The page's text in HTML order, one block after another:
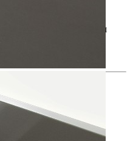
EUROORVEL размером
обеспечивает
свойства.